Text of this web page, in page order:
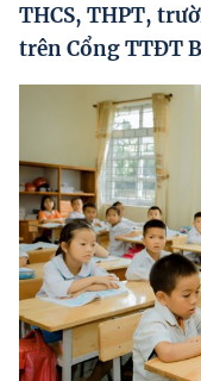
Kinh tế tư nhân
Doanh nghiệp dân
Video
Photo
THCS, THPT,
trên Cổng TTĐT